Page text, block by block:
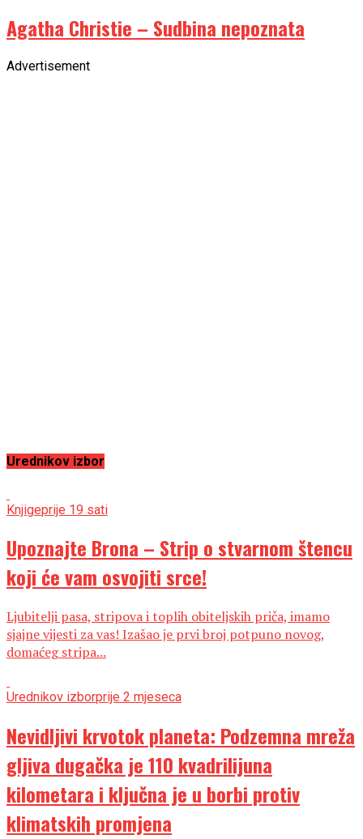
Agatha Christie – Sudbina nepoznata
Advertisement
Urednikov izbor
Knjigeprije 19 sati
Upoznajte Brona – Strip o stvarnom štencu
koji će vam osvojiti srce!
Ljubitelji pasa, stripova i toplih obiteljskih priča, imamo
sjajne vijesti za vas! Izašao je prvi broj potpuno novog,
domaćeg stripa...
Urednikov izborprije 2 mjeseca
Nevidljivi krvotok planeta: Podzemna mreža
gljiva dugačka je 110 kvadrilijuna
kilometara i ključna je u borbi protiv
klimatskih promjena